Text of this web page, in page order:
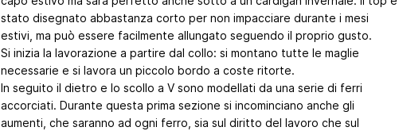
stato disegnato abbastanza corto per non impacciare durante i mesi
estivi, ma può essere facilmente allungato seguendo il proprio gusto.
Si inizia la lavorazione a partire dal collo: si montano tutte le maglie
necessarie e si lavora un piccolo bordo a coste ritorte.
In seguito il dietro e lo scollo a V sono modellati da una serie di ferri
accorciati. Durante questa prima sezione si incominciano anche gli
aumenti, che saranno ad ogni ferro, sia sul diritto del lavoro che sul